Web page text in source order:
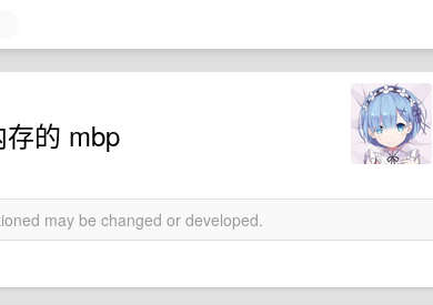
的 mbp
may be changed or developed.